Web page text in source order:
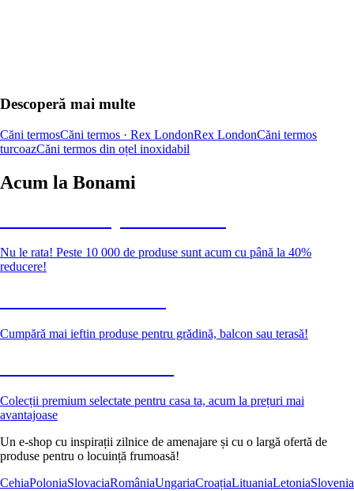
Descoperă mai multe
Căni termosCăni termos · Rex LondonRex LondonCăni termos
turcoazCăni termos din oțel inoxidabil
Acum la Bonami
Nu le rata! Peste 10 000 de produse sunt acum cu până la 40%
reducere!
Cumpără mai ieftin produse pentru grădină, balcon sau terasă!
Colecții premium selectate pentru casa ta, acum la prețuri mai
avantajoase
Un e-shop cu inspirații zilnice de amenajare și cu o largă ofertă de
produse pentru o locuință frumoasă!
CehiaPoloniaSlovaciaRomâniaUngariaCroațiaLituaniaLetoniaSlovenia